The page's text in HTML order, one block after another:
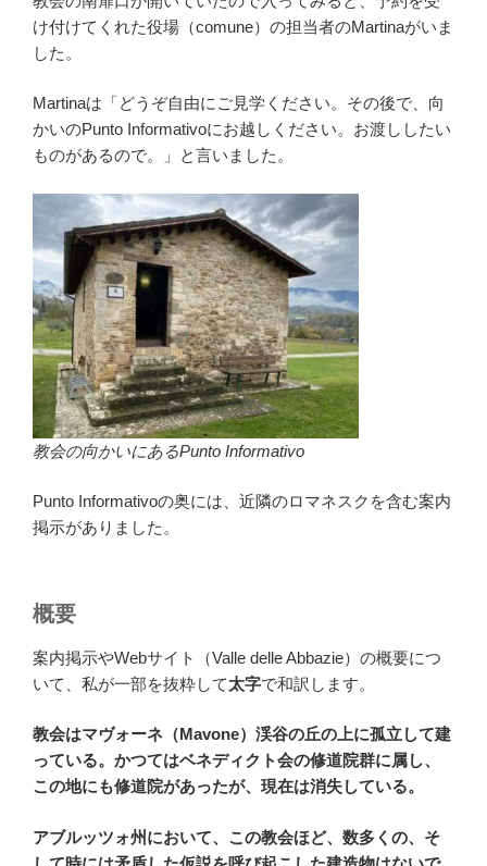
け付けてくれた役場（comune）の担当者のMartinaがいま
した。
Martinaは「どうぞ自由にご見学ください。その後で、向
かいのPunto Informativoにお越しください。お渡ししたい
ものがあるので。」と言いました。
教会の向かいにあるPunto Informativo
Punto Informativoの奥には、近隣のロマネスクを含む案内
掲示がありました。
概要
案内掲示やWebサイト（Valle delle Abbazie）の概要につ
いて、私が一部を抜粋して太字で和訳します。
教会はマヴォーネ（Mavone）渓谷の丘の上に孤立して建
っている。かつてはベネディクト会の修道院群に属し、
この地にも修道院があったが、現在は消失している。
アブルッツォ州において、この教会ほど、数多くの、そ